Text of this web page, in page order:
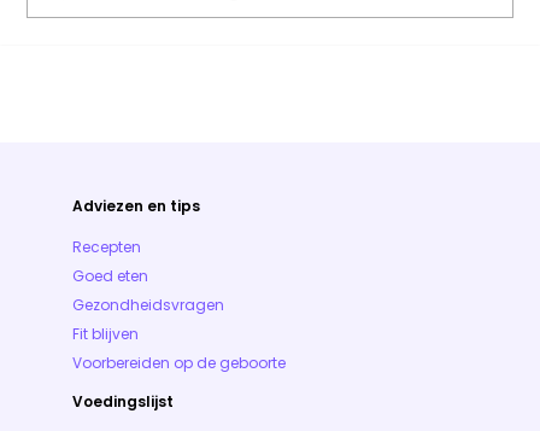
Adviezen en tips
Recepten
Goed eten
Gezondheidsvragen
Fit blijven
Voorbereiden op de geboorte
Voedingslijst